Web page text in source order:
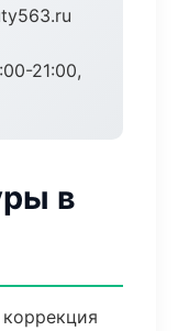
21:00,
в